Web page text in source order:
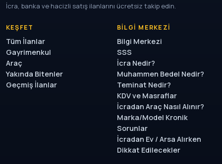
İcra, banka ve hacizli satış ilanlarını ücretsiz takip edin.
KEŞFET
Tüm İlanlar
Gayrimenkul
Araç
Yakında Bitenler
Geçmiş İlanlar
BILGI MERKEZI
Bilgi Merkezi
SSS
İcra Nedir?
Muhammen Bedel Nedir?
Teminat Nedir?
KDV ve Masraflar
İcradan Araç Nasıl Alınır?
Marka/Model Kronik
Sorunlar
İcradan Ev / Arsa Alırken
Dikkat Edilecekler